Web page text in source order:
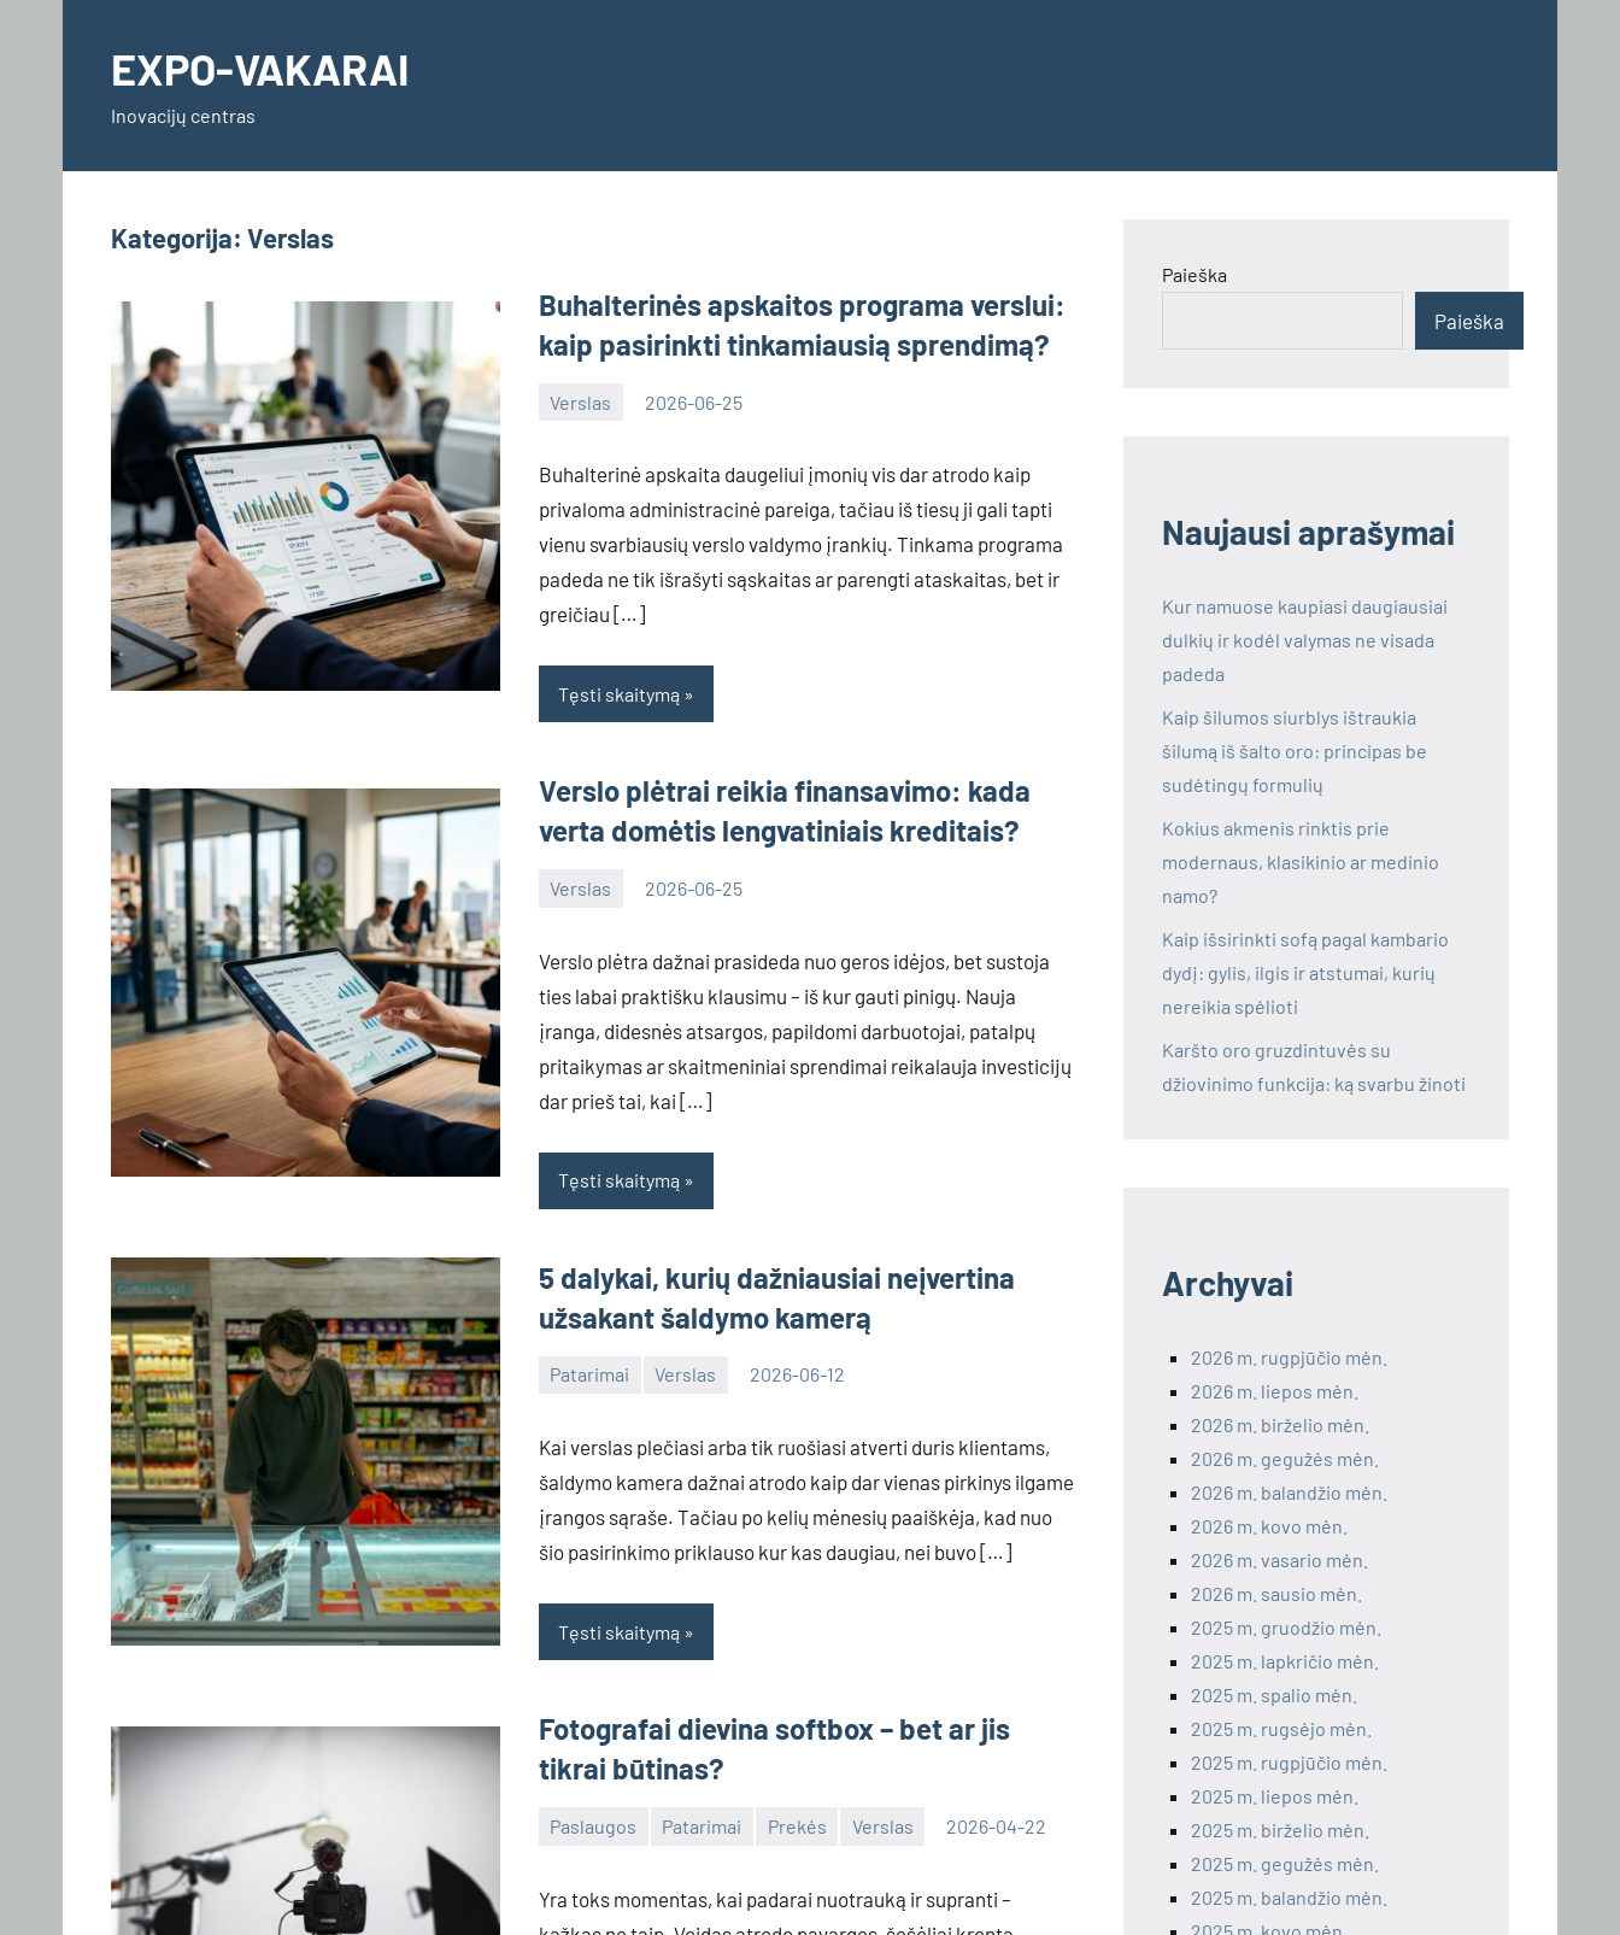
contentEXPO-VAKARAI
Inovacijų centras
Kategorija: Verslas
Buhalterinės apskaitos programa verslui:
kaip pasirinkti tinkamiausią sprendimą?
Verslas 2026-06-25
Buhalterinė apskaita daugeliui įmonių vis dar atrodo kaip
privaloma administracinė pareiga, tačiau iš tiesų ji gali tapti
vienu svarbiausių verslo valdymo įrankių. Tinkama programa
padeda ne tik išrašyti sąskaitas ar parengti ataskaitas, bet ir
greičiau […]
Tęsti skaitymą
Verslo plėtrai reikia finansavimo: kada
verta domėtis lengvatiniais kreditais?
Verslas 2026-06-25
Verslo plėtra dažnai prasideda nuo geros idėjos, bet sustoja
ties labai praktišku klausimu – iš kur gauti pinigų. Nauja
įranga, didesnės atsargos, papildomi darbuotojai, patalpų
pritaikymas ar skaitmeniniai sprendimai reikalauja investicijų
dar prieš tai, kai […]
Tęsti skaitymą
5 dalykai, kurių dažniausiai neįvertina
užsakant šaldymo kamerą
Patarimai Verslas 2026-06-12
Kai verslas plečiasi arba tik ruošiasi atverti duris klientams,
šaldymo kamera dažnai atrodo kaip dar vienas pirkinys ilgame
įrangos sąraše. Tačiau po kelių mėnesių paaiškėja, kad nuo
šio pasirinkimo priklauso kur kas daugiau, nei buvo […]
Tęsti skaitymą
Fotografai dievina softbox – bet ar jis
tikrai būtinas?
Paslaugos Patarimai Prekės Verslas 2026-04-22
Yra toks momentas, kai padarai nuotrauką ir supranti –
Paieška
Paieška
Naujausi aprašymai
Kur namuose kaupiasi daugiausiai
dulkių ir kodėl valymas ne visada
padeda
Kaip šilumos siurblys ištraukia
šilumą iš šalto oro: principas be
sudėtingų formulių
Kokius akmenis rinktis prie
modernaus, klasikinio ar medinio
namo?
Kaip išsirinkti sofą pagal kambario
dydį: gylis, ilgis ir atstumai, kurių
nereikia spėlioti
Karšto oro gruzdintuvės su
džiovinimo funkcija: ką svarbu žinoti
Archyvai
2026 m. rugpjūčio mėn.
2026 m. liepos mėn.
2026 m. birželio mėn.
2026 m. gegužės mėn.
2026 m. balandžio mėn.
2026 m. kovo mėn.
2026 m. vasario mėn.
2026 m. sausio mėn.
2025 m. gruodžio mėn.
2025 m. lapkričio mėn.
2025 m. spalio mėn.
2025 m. rugsėjo mėn.
2025 m. rugpjūčio mėn.
2025 m. liepos mėn.
2025 m. birželio mėn.
2025 m. gegužės mėn.
2025 m. balandžio mėn.